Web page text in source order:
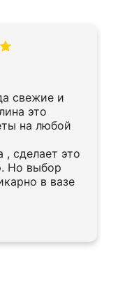
свежие и
это
на любой
, сделает это
Но выбор
в вазе